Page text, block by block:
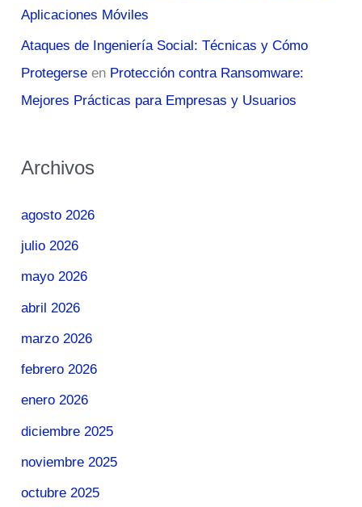
Aplicaciones Móviles
Ataques de Ingeniería Social: Técnicas y Cómo
Protegerse en Protección contra Ransomware:
Mejores Prácticas para Empresas y Usuarios
Archivos
agosto 2026
julio 2026
mayo 2026
abril 2026
marzo 2026
febrero 2026
enero 2026
diciembre 2025
noviembre 2025
octubre 2025